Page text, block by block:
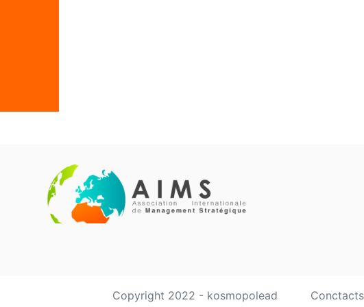
Copyright 2022 - kosmopolead Conctacts